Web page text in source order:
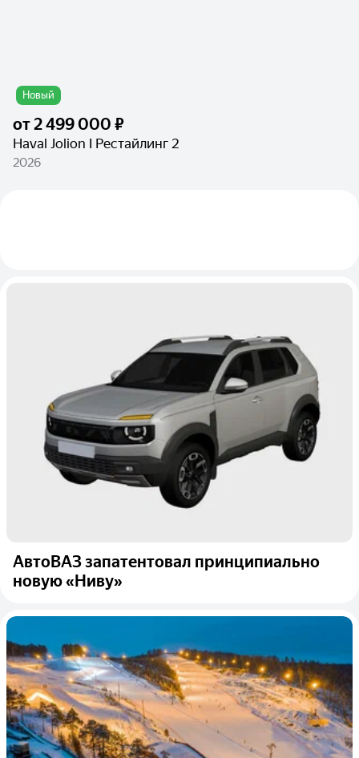
Новый
от2 499 000 ₽
Haval Jolion I Рестайлинг 2
2026
АвтоВАЗ запатентовал принципиально
новую «Ниву»